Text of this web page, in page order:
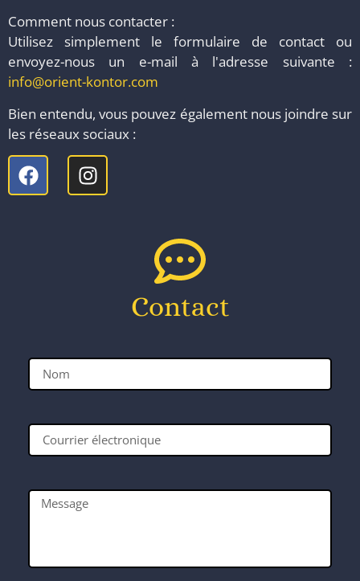
Comment nous contacter :
Utilisez simplement le formulaire de contact ou
envoyez-nous un e-mail à l'adresse suivante :
info@orient-kontor.com
Bien entendu, vous pouvez également nous joindre sur
les réseaux sociaux :
Contact